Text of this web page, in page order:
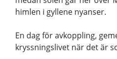
himlen i gyllene nyanser.
En dag för avkoppling,
kryssningslivet när det är